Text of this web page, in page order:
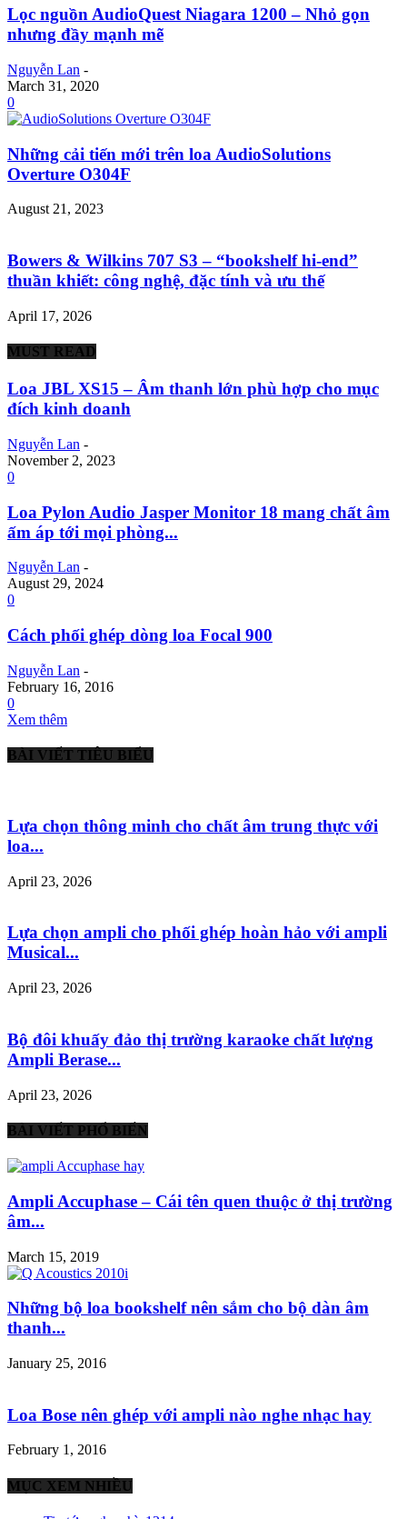
Lọc nguồn AudioQuest Niagara 1200 – Nhỏ gọn
nhưng đầy mạnh mẽ
Nguyễn Lan -
March 31, 2020
0
Những cải tiến mới trên loa AudioSolutions
Overture O304F
August 21, 2023
Bowers & Wilkins 707 S3 – “bookshelf hi-end”
thuần khiết: công nghệ, đặc tính và ưu thế
April 17, 2026
MUST READ
Loa JBL XS15 – Âm thanh lớn phù hợp cho mục
đích kinh doanh
Nguyễn Lan -
November 2, 2023
0
Loa Pylon Audio Jasper Monitor 18 mang chất âm
ấm áp tới mọi phòng...
Nguyễn Lan -
August 29, 2024
0
Cách phối ghép dòng loa Focal 900
Nguyễn Lan -
February 16, 2016
0
Xem thêm
BÀI VIẾT TIÊU BIỂU
Lựa chọn thông minh cho chất âm trung thực với
loa...
April 23, 2026
Lựa chọn ampli cho phối ghép hoàn hảo với ampli
Musical...
April 23, 2026
Bộ đôi khuấy đảo thị trường karaoke chất lượng
Ampli Berase...
April 23, 2026
BÀI VIẾT PHỔ BIẾN
Ampli Accuphase – Cái tên quen thuộc ở thị trường
âm...
March 15, 2019
Những bộ loa bookshelf nên sắm cho bộ dàn âm
thanh...
January 25, 2016
Loa Bose nên ghép với ampli nào nghe nhạc hay
February 1, 2016
MỤC XEM NHIỀU